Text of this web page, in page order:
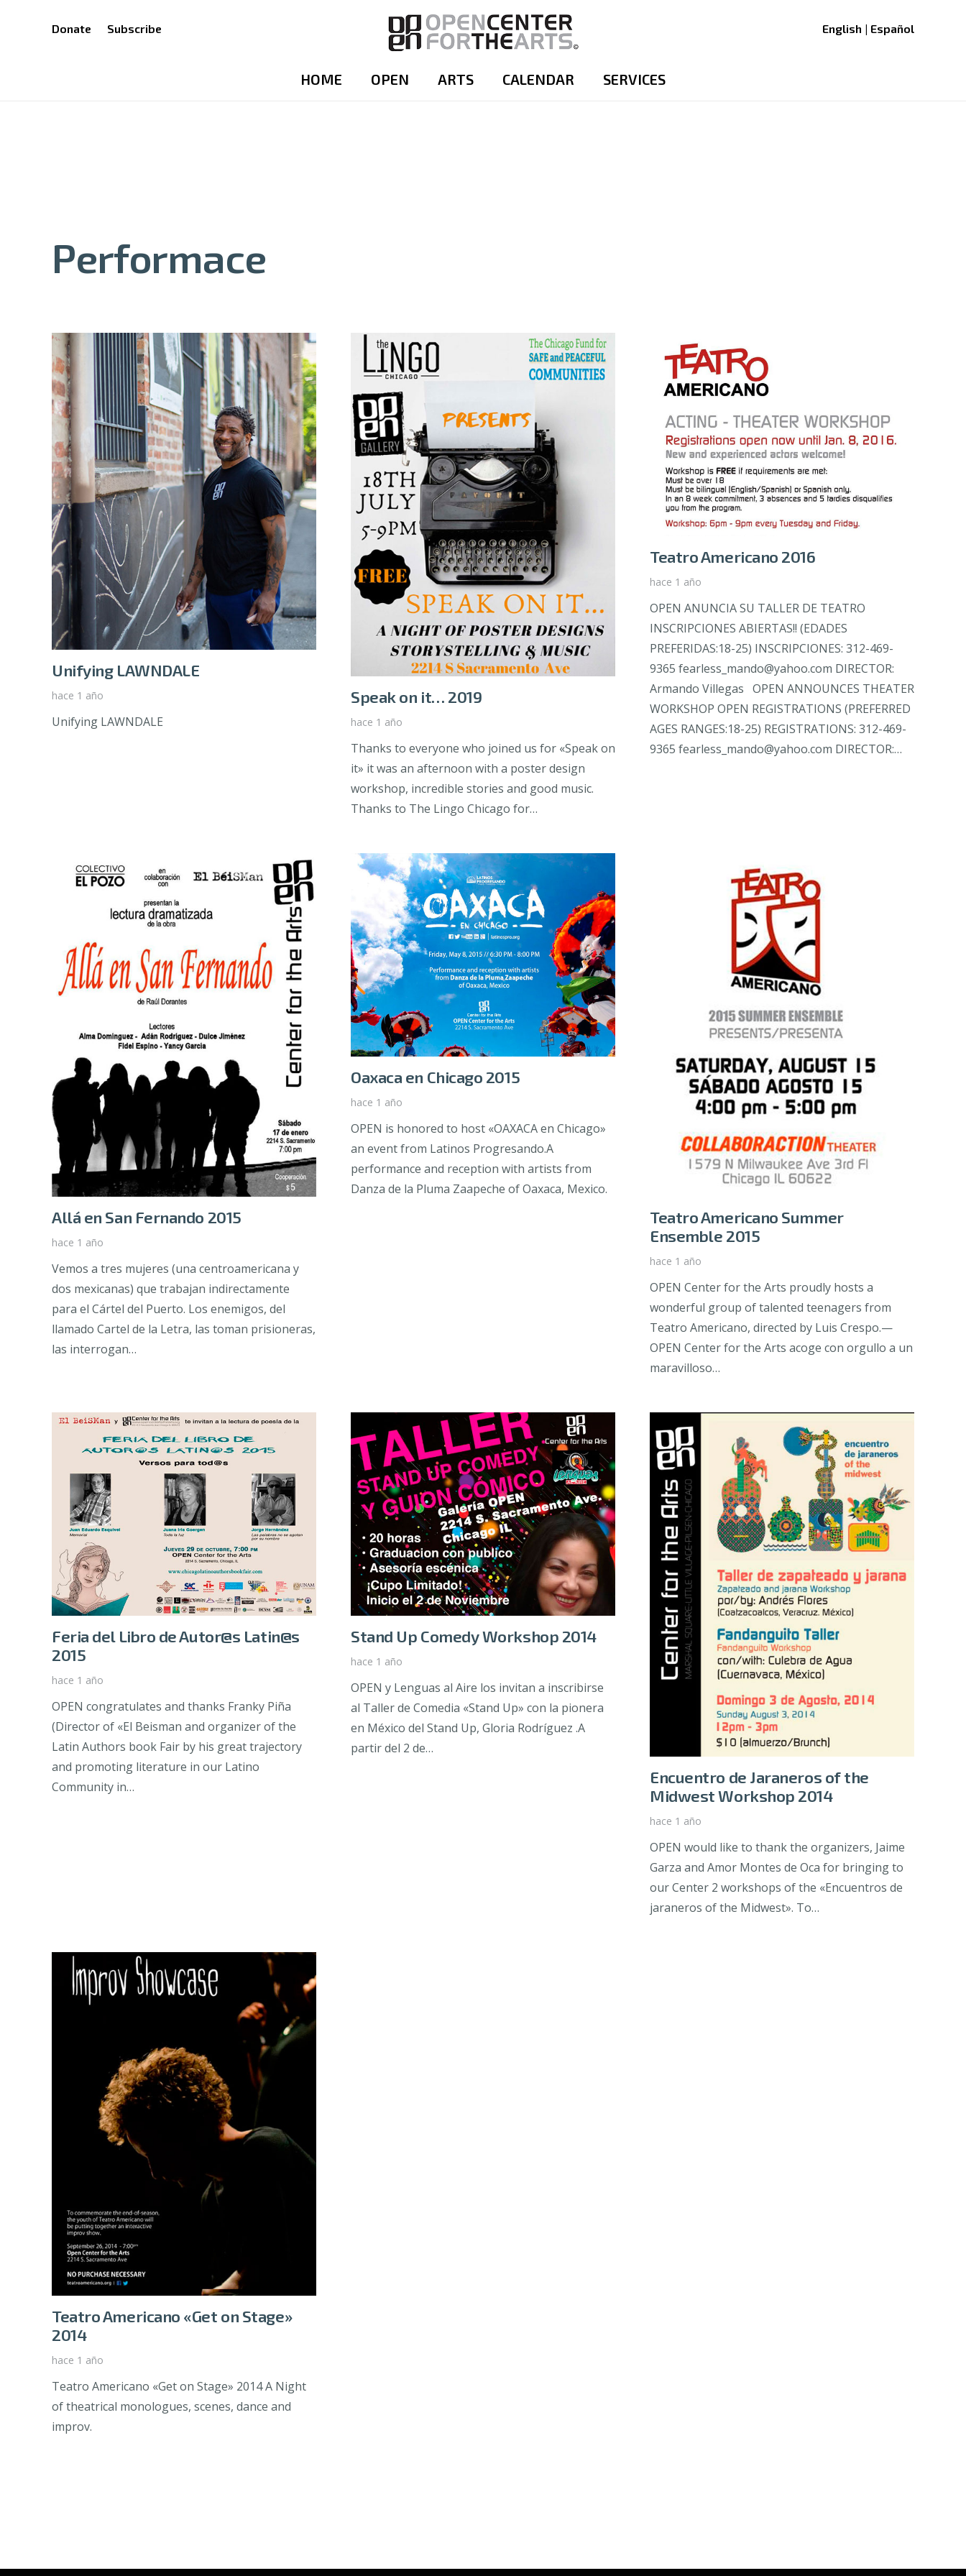
Donate Subscribe English | Español
HOME OPEN ARTS CALENDAR SERVICES
Performace
Unifying LAWNDALE
hace 1 año
Unifying LAWNDALE
Speak on it… 2019
hace 1 año
Thanks to everyone who joined us for «Speak on
it» it was an afternoon with a poster design
workshop, incredible stories and good music.
Thanks to The Lingo Chicago for…
Teatro Americano 2016
hace 1 año
OPEN ANUNCIA SU TALLER DE TEATRO
INSCRIPCIONES ABIERTAS!! (EDADES
PREFERIDAS:18-25) INSCRIPCIONES: 312-469-
9365 fearless_mando@yahoo.com DIRECTOR:
Armando Villegas OPEN ANNOUNCES THEATER
WORKSHOP OPEN REGISTRATIONS (PREFERRED
AGES RANGES:18-25) REGISTRATIONS: 312-469-
9365 fearless_mando@yahoo.com DIRECTOR:…
Allá en San Fernando 2015
hace 1 año
Vemos a tres mujeres (una centroamericana y
dos mexicanas) que trabajan indirectamente
para el Cártel del Puerto. Los enemigos, del
llamado Cartel de la Letra, las toman prisioneras,
las interrogan…
Oaxaca en Chicago 2015
hace 1 año
OPEN is honored to host «OAXACA en Chicago»
an event from Latinos Progresando.A
performance and reception with artists from
Danza de la Pluma Zaapeche of Oaxaca, Mexico.
Teatro Americano Summer
Ensemble 2015
hace 1 año
OPEN Center for the Arts proudly hosts a
wonderful group of talented teenagers from
Teatro Americano, directed by Luis Crespo.—
OPEN Center for the Arts acoge con orgullo a un
maravilloso…
Feria del Libro de Autor@s Latin@s
2015
hace 1 año
OPEN congratulates and thanks Franky Piña
(Director of «El Beisman and organizer of the
Latin Authors book Fair by his great trajectory
and promoting literature in our Latino
Community in…
Stand Up Comedy Workshop 2014
hace 1 año
OPEN y Lenguas al Aire los invitan a inscribirse
al Taller de Comedia «Stand Up» con la pionera
en México del Stand Up, Gloria Rodríguez .A
partir del 2 de…
Encuentro de Jaraneros of the
Midwest Workshop 2014
hace 1 año
OPEN would like to thank the organizers, Jaime
Garza and Amor Montes de Oca for bringing to
our Center 2 workshops of the «Encuentros de
jaraneros of the Midwest». To…
Teatro Americano «Get on Stage»
2014
hace 1 año
Teatro Americano «Get on Stage» 2014 A Night
of theatrical monologues, scenes, dance and
improv.